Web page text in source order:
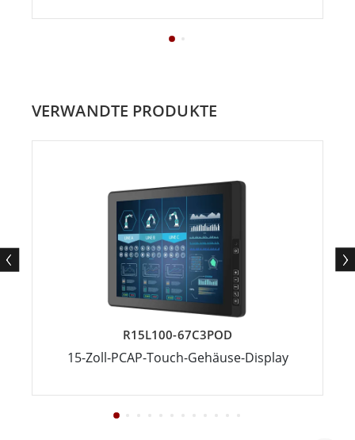
VERWANDTE PRODUKTE
R15L100-67C3POD
15-Zoll-PCAP-Touch-Gehäuse-Display